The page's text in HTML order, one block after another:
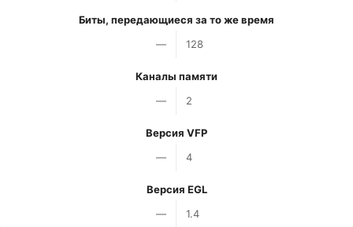
Биты, передающиеся за то же время
—
128
Каналы памяти
—
2
Версия VFP
—
4
Версия EGL
—
1.4